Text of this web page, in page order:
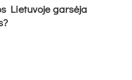
Lietuvoje garsėja